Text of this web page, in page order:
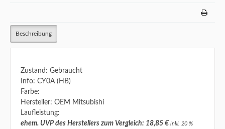
Beschreibung
Zustand: Gebraucht
Info: CY0A (HB)
Farbe:
Hersteller: OEM Mitsubishi
Laufleistung:
ehem. UVP des Herstellers zum Vergleich: 18,85 € inkl. 20 %